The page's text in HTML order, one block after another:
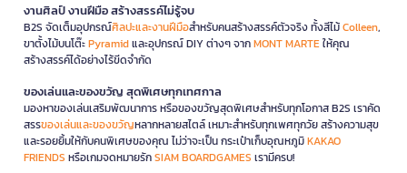
งานศิลป์ งานฝีมือ สร้างสรรค์ไม่รู้จบ
B2S จัดเต็มอุปกรณ์ศิลปะและงานฝีมือสำหรับคนสร้างสรรค์ตัวจริง ทั้งสีไม้Colleen,
ขาตั้งไม้บนโต๊ะPyramidและอุปกรณ์ DIY ต่างๆ จากMONT MARTEให้คุณ
สร้างสรรค์ได้อย่างไร้ขีดจำกัด
ของเล่นและของขวัญ สุดพิเศษทุกเทศกาล
มองหาของเล่นเสริมพัฒนาการ หรือของขวัญสุดพิเศษสำหรับทุกโอกาส B2S เราคัด
สรรของเล่นและของขวัญหลากหลายสไตล์ เหมาะสำหรับทุกเพศทุกวัย สร้างความสุข
และรอยยิ้มให้กับคนพิเศษของคุณ ไม่ว่าจะเป็น กระเป๋าเก็บอุณหภูมิKAKAO
FRIENDS หรือเกมจดหมายรักSIAM BOARDGAMES เรามีครบ!